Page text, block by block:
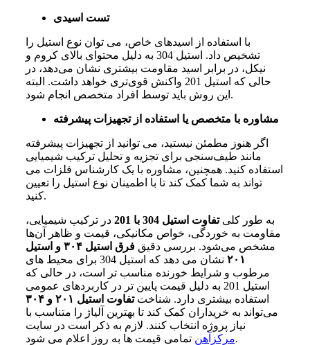
تست اسیدی
با استفاده از اسیدهای خاص، می ‌توان نوع استیل را
تشخیص داد. استیل 304 به دلیل محتوای بالای کروم و
نیکل، در برابر اسید مقاومت بیشتری نشان میدهد، در
حالی که استیل واکنش قویتری خواهد داشت. البته
این روش باید توسط افراد متخصص انجام شود .
مشاوره با متخصص یا استفاده از تجهیزات پیشرفته
اگر هنوز مطمئن نیستید، می‌ توانید از تجهیزات پیشرفته
مانند طیف‌سنجی برای تجزیه و تحلیل ترکیب شیمیایی
استفاده کنید. همچنین، مشاوره با یک کارشناس فلزات می‌
تواند به شما کمک کند تا با اطمینان نوع استیل را
تعیین
کنید.
به طور کلیتفاوت استیل 304 با 201
در ترکیب شیمیایی،
مقاومت به خوردگی، خواص مکانیکی، قیمت و ظاهر آن‌ها
مشخص می‌شود. بررسی دقیق
فرق استیل ۳۰۴ و استیل
۲۰۱
نشان می‌ دهد که استیل 304 برای محیط‌ های
مرطوب و شرایط خورنده مناسب‌ تر است، در حالی که
استیل 201 به دلیل قیمت پایین‌ تر در کاربردهای عمومی
استفاده بیشتری دارد. شناختتفاوت استیل ۲۰۱ و ۳۰۴
می‌تواند به خریداران کمک کند تا بهترین آلیاژ را متناسب با
نیاز پروژه انتخاب کنند. لازم به ذکر است در سایت
مرکزآهنتمامی قیمت‌ ها به‌ روز اعلام می‌ شود.